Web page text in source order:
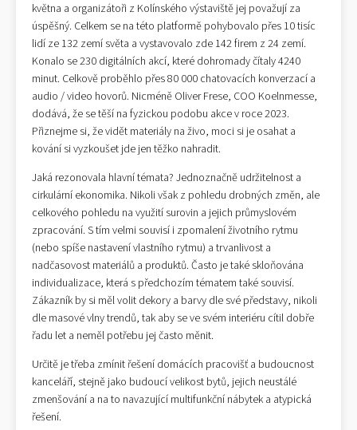
května a organizátoři z Kolínského výstaviště jej považují za
úspěšný. Celkem se na této platformě pohybovalo přes 10 tisíc
lidí ze 132 zemí světa a vystavovalo zde 142 firem z 24 zemí.
Konalo se 230 digitálních akcí, které dohromady čítaly 4240
minut. Celkově proběhlo přes 80 000 chatovacích konverzací a
audio / video hovorů. Nicméně Oliver Frese, COO Koelnmesse,
dodává, že se těší na fyzickou podobu akce v roce 2023.
Přiznejme si, že vidět materiály na živo, moci si je osahat a
kování si vyzkoušet jde jen těžko nahradit.
Jaká rezonovala hlavní témata? Jednoznačně udržitelnost a
cirkulární ekonomika. Nikoli však z pohledu drobných změn, ale
celkového pohledu na využití surovin a jejich průmyslovém
zpracování. S tím velmi souvisí i zpomalení životního rytmu
(nebo spíše nastavení vlastního rytmu) a trvanlivost a
nadčasovost materiálů a produktů. Často je také skloňována
individualizace, která s předchozím tématem také souvisí.
Zákazník by si měl volit dekory a barvy dle své představy, nikoli
dle masové vlny trendů, tak aby se ve svém interiéru cítil dobře
řadu let a neměl potřebu jej často měnit.
Určitě je třeba zmínit řešení domácích pracovišť a budoucnost
kanceláří, stejně jako budoucí velikost bytů, jejich neustálé
zmenšování a na to navazující multifunkční nábytek a atypická
řešení.